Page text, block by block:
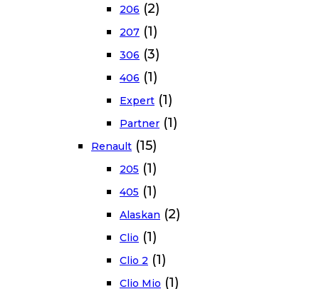
206 (2)
207 (1)
306 (3)
406 (1)
Expert (1)
Partner (1)
Renault (15)
205 (1)
405 (1)
Alaskan (2)
Clio (1)
Clio 2 (1)
Clio Mio (1)